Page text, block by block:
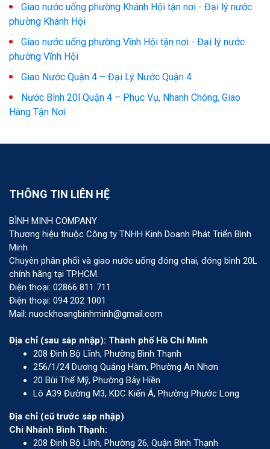
Giao nước uống phường Khánh Hội tận nơi - Đại lý nước
phường Khánh Hội
Giao nước uống phường Vĩnh Hội tận nơi - Đại lý nước
phường Vĩnh Hội
Giao Nước Quận 4 – Đại Lý Nước Quận 4
Nước Bình 20l Quận 4 – Phục Vụ, Nhanh Chóng, Giao
Hàng Tận Nơi
THÔNG TIN LIÊN HỆ
BÌNH MINH COMPANY
Thương hiệu thuộc Công ty TNHH Kinh Doanh Phát Triển Bình
Minh
Chuyên phân phối và giao nước uống đóng chai, đóng bình 20L
chính hãng tại TP.HCM.
Điện thoại: 02866 811 711
Điện thoại: 094 202 1001
Mail: nuockhoangbinhminh@gmail.com
Địa chỉ (sau sáp nhập): Thành phố Hồ Chí Minh
208 Đinh Bộ Lĩnh, Phường Bình Thạnh
256/1/24 Dương Quảng Hàm, Phường An Nhơn
20 Bùi Thế Mỹ, Phường Bảy Hiền
Lô A39 Đường M3, KDC Kiến Á, Phường Phước Long
Địa chỉ (cũ trước sáp nhập)
Chi Nhánh Bình Thạnh:
208 Đinh Bộ Lĩnh, Phường 26, Quận Bình Thạnh